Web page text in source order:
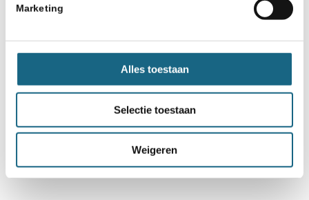
Marketing
Alles toestaan
Selectie toestaan
Weigeren